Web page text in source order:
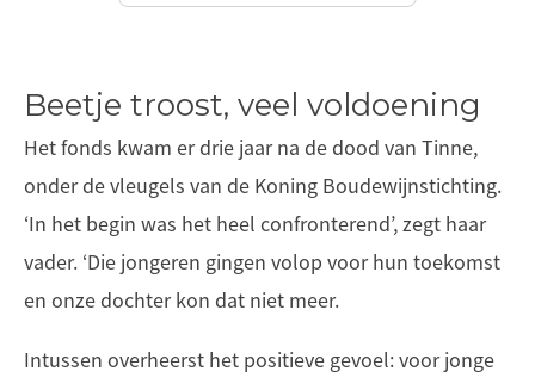
Beetje troost, veel voldoening
Het fonds kwam er drie jaar na de dood van Tinne,
onder de vleugels van de Koning Boudewijnstichting.
‘In het begin was het heel confronterend’, zegt haar
vader. ‘Die jongeren gingen volop voor hun toekomst
en onze dochter kon dat niet meer.
Intussen overheerst het positieve gevoel: voor jonge